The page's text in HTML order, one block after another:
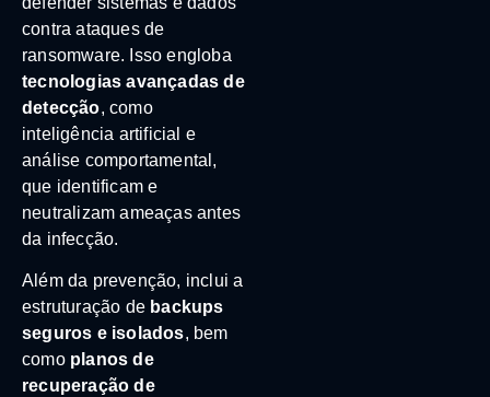
contra ataques de
ransomware. Isso engloba
tecnologias avançadas de
detecção, como
inteligência artificial e
análise comportamental,
que identificam e
neutralizam ameaças antes
da infecção.
Além da prevenção, inclui a
estruturação de backups
seguros e isolados, bem
como planos de
recuperação de